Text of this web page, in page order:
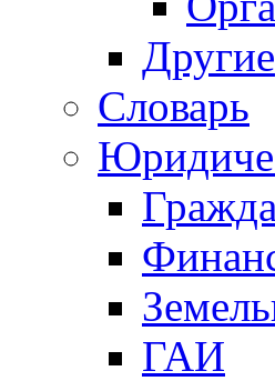
Другие
Словарь
ГАИ